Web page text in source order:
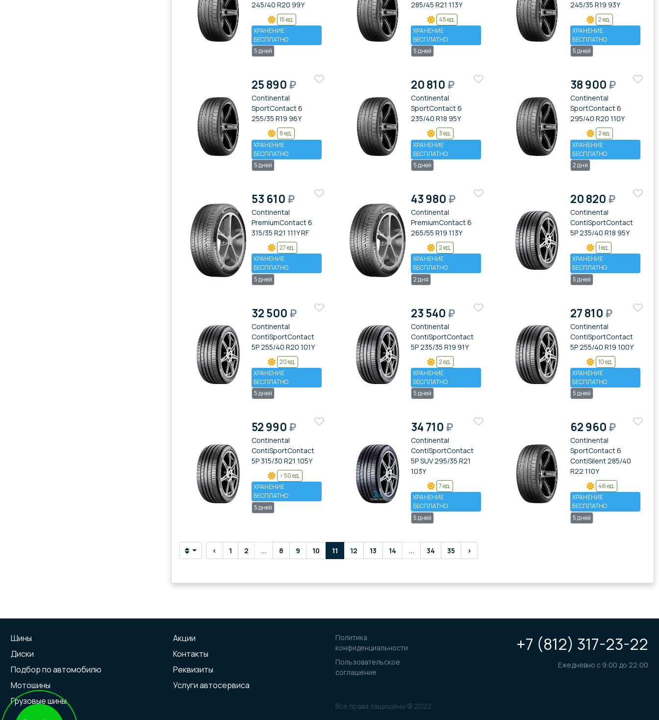
245/40 R20 99Y
15 ед.
ХРАНЕНИЕ
БЕСПЛАТНО
5 дней
285/45 R21 113Y
45 ед.
ХРАНЕНИЕ
БЕСПЛАТНО
5 дней
245/35 R19 93Y
2 ед.
ХРАНЕНИЕ
БЕСПЛАТНО
5 дней
25 890₽
Continental
SportContact 6
255/35 R19 96Y
8 ед.
ХРАНЕНИЕ
БЕСПЛАТНО
5 дней
20 810₽
Continental
SportContact 6
235/40 R18 95Y
3 ед.
ХРАНЕНИЕ
БЕСПЛАТНО
5 дней
38 900₽
Continental
SportContact 6
295/40 R20 110Y
2 ед.
ХРАНЕНИЕ
БЕСПЛАТНО
2 дня
53 610₽
Continental
PremiumContact 6
315/35 R21 111Y RF
27 ед.
ХРАНЕНИЕ
БЕСПЛАТНО
5 дней
43 980₽
Continental
PremiumContact 6
265/55 R19 113Y
2 ед.
ХРАНЕНИЕ
БЕСПЛАТНО
2 дня
20 820₽
Continental
ContiSportContact
5P 235/40 R18 95Y
1 ед.
ХРАНЕНИЕ
БЕСПЛАТНО
5 дней
32 500₽
Continental
ContiSportContact
5P 255/40 R20 101Y
20 ед.
ХРАНЕНИЕ
БЕСПЛАТНО
5 дней
23 540₽
Continental
ContiSportContact
5P 235/35 R19 91Y
2 ед.
ХРАНЕНИЕ
БЕСПЛАТНО
5 дней
27 810₽
Continental
ContiSportContact
5P 255/40 R19 100Y
10 ед.
ХРАНЕНИЕ
БЕСПЛАТНО
5 дней
52 990₽
Continental
ContiSportContact
5P 315/30 R21 105Y
> 50 ед.
ХРАНЕНИЕ
БЕСПЛАТНО
5 дней
34 710₽
Continental
ContiSportContact
5P SUV 295/35 R21
103Y
7 ед.
ХРАНЕНИЕ
БЕСПЛАТНО
5 дней
62 960₽
Continental
SportContact 6
ContiSilent 285/40
R22 110Y
46 ед.
ХРАНЕНИЕ
БЕСПЛАТНО
5 дней
‹ 1 2 ... 8 9 10 11 12 13 14 ... 34 35 ›
Шины
Диски
Подбор по автомобилю
Мотошины
Грузовые шины
Акции
Контакты
Реквизиты
Услуги автосервиса
Политика
конфиденциальности
Пользовательское
соглашение
Все права защищены © 2022
+7 (812) 317-23-22
Ежедневно с 9:00 до 22:00